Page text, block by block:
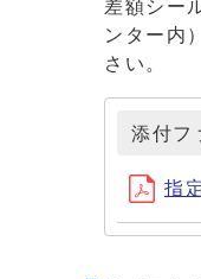
差額シー
ンター内
さい。
添付フ
指